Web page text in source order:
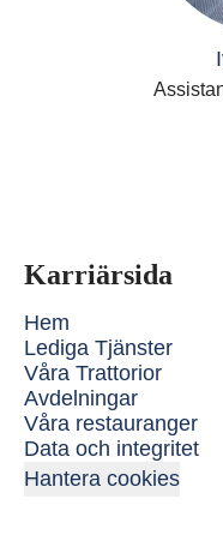
Karriärsida
Hem
Lediga Tjänster
Våra Trattorior
Avdelningar
Våra restauranger
Data och integritet
Hantera cookies